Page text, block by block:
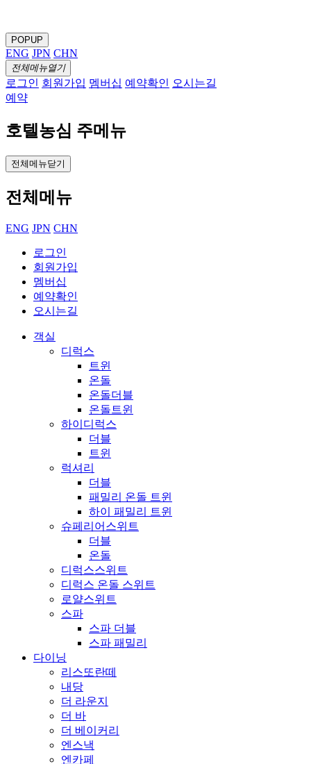
POPUP
ENG JPN CHN
전체메뉴열기
로그인 회원가입 멤버십 예약확인 오시는길
예약
호텔농심 주메뉴
전체메뉴닫기
전체메뉴
ENG JPN CHN
로그인
회원가입
멤버십
예약확인
오시는길
객실
디럭스
트윈
온돌
온돌더블
온돌트윈
하이디럭스
더블
트윈
럭셔리
더블
패밀리 온돌 트윈
하이 패밀리 트윈
슈페리어스위트
더블
온돌
디럭스스위트
디럭스 온돌 스위트
로얄스위트
스파
스파 더블
스파 패밀리
다이닝
리스또란떼
내당
더 라운지
더 바
더 베이커리
엔스낵
엔카페